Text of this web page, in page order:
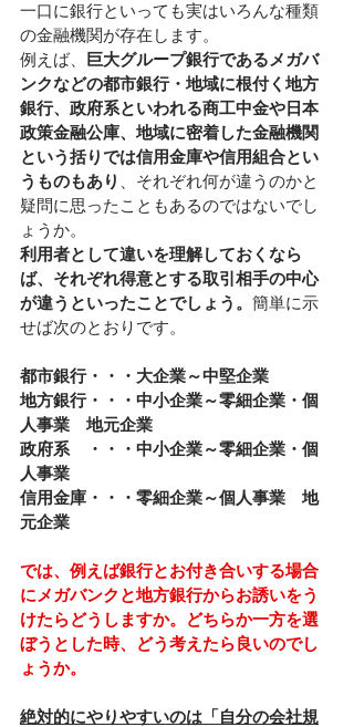
一口に銀行といっても実はいろんな種類
の金融機関が存在します。
例えば、
巨大グループ銀行であるメガバ
ンクなどの都市銀行・地域に根付く地方
銀行、政府系といわれる商工中金や日本
政策金融公庫、地域に密着した金融機関
という括りでは信用金庫や信用組合とい
うものもあり
、それぞれ何が違うのかと
疑問に思ったこともあるのではないでし
ょうか。
利用者として違いを理解しておくなら
ば、それぞれ得意とする取引相手の中心
が違うといったことでしょう。 簡単に示
せば次のとおりです。
都市銀行・・・大企業～中堅企業
地方銀行・・・中小企業～零細企業・個
人事業　地元企業
政府系　・・・中小企業～零細企業・個
人事業
信用金庫・・・零細企業～個人事業　地
元企業
では、例えば銀行とお付き合いする場合
にメガバンクと地方銀行からお誘いをう
けたらどうしますか。どちらか一方を選
ぼうとした時、どう考えたら良いのでし
ょうか。
絶対的にやりやすいのは「自分の会社規